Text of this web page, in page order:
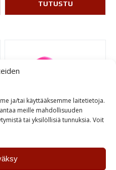
ja/tai käyttääksemme laitetietoja.
meille mahdollisuuden
tai yksilöllisiä tunnuksia. Voit
TUTUSTU